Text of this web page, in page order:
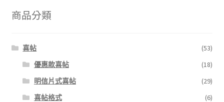
商品分類
喜帖
(53)
優惠款喜帖
(18)
明信片式喜帖
(29)
喜帖格式
(6)